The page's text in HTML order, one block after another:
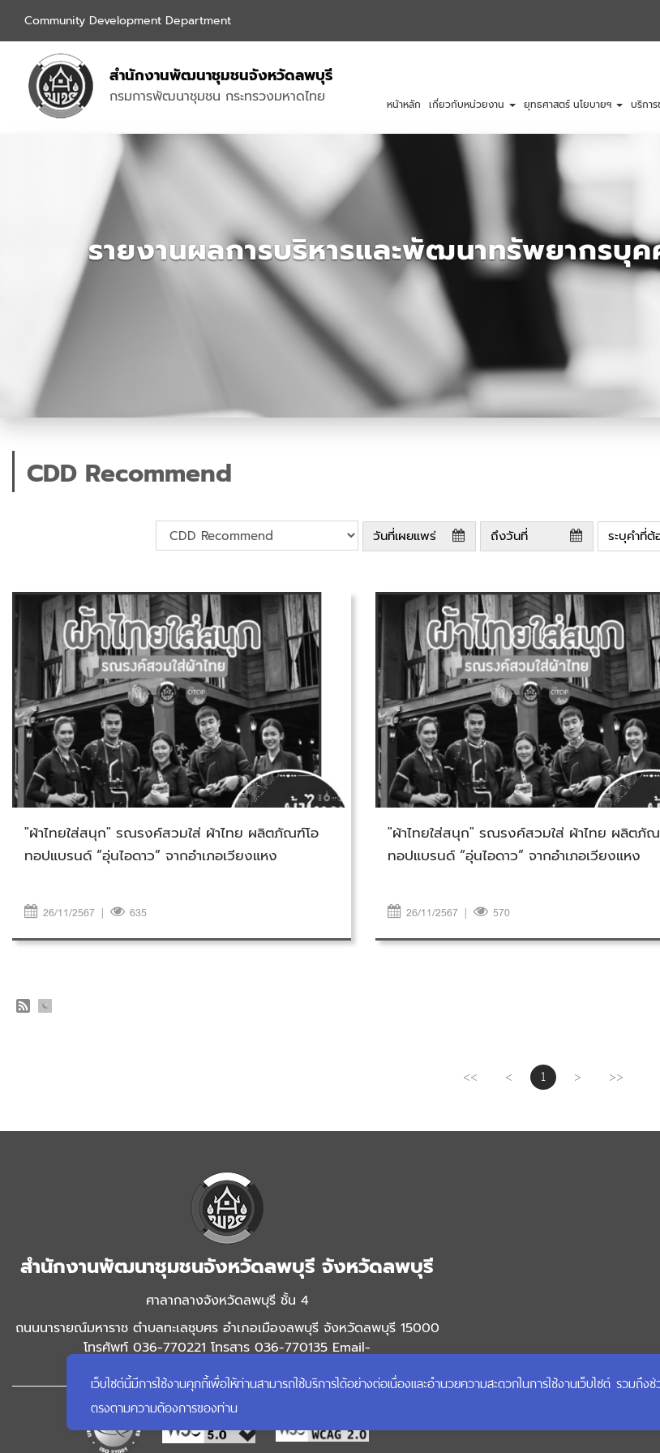
Community Development Department
สำนักงานพัฒนาชุมชนจังหวัดลพบุรี
กรมการพัฒนาชุมชน กระทรวงมหาดไทย หน้าหลัก เกี่ยวกับหน่วยงาน ยุทธศาสตร์ นโยบายฯ บริการ
รายงานผลการบริหารและพัฒนาทรัพยากรบุค
CDD Recommend
วันอังคารที่ 26 พฤศจิกายน 2567
"ผ้าไทยใส่สนุก" รณรงค์สวมใส่ ผ้าไทย ผลิตภัณฑ์โอ
ทอปแบรนด์ “อุ่นไอดาว” จากอำเภอเวียงแหง
26/11/2567 | 635
วันอังคารที่ 26 พฤศจิกายน 2567
"ผ้าไทยใส่สนุก" รณรงค์สวมใส่ ผ้าไทย ผลิตภั
ทอปแบรนด์ “อุ่นไอดาว” จากอำเภอเวียงแหง
26/11/2567 | 570
<< < 1 > >>
สำนักงานพัฒนาชุมชนจังหวัดลพบุรี จังหวัดลพบุรี
ศาลากลางจังหวัดลพบุรี ชั้น 4
ถนนนารายณ์มหาราช ตำบลทะเลชุบศร อำเภอเมืองลพบุรี จังหวัดลพบุรี 15000
โทรศัพท์ 036-770221 โทรสาร 036-770135 Email-
เว็บไซต์นี้มีการใช้งานคุกกี้เพื่อให้ท่านสามารถใช้บริการได้อย่างต่อเนื่องและอำนวยความสะดวกในการใช้งานเว็บไซต์ รวมถึงช่
ตรงตามความต้องการของท่าน